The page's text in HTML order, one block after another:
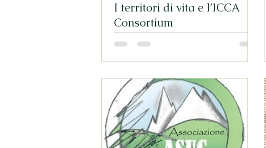
I territori di vita e l’ICCA
Consortium